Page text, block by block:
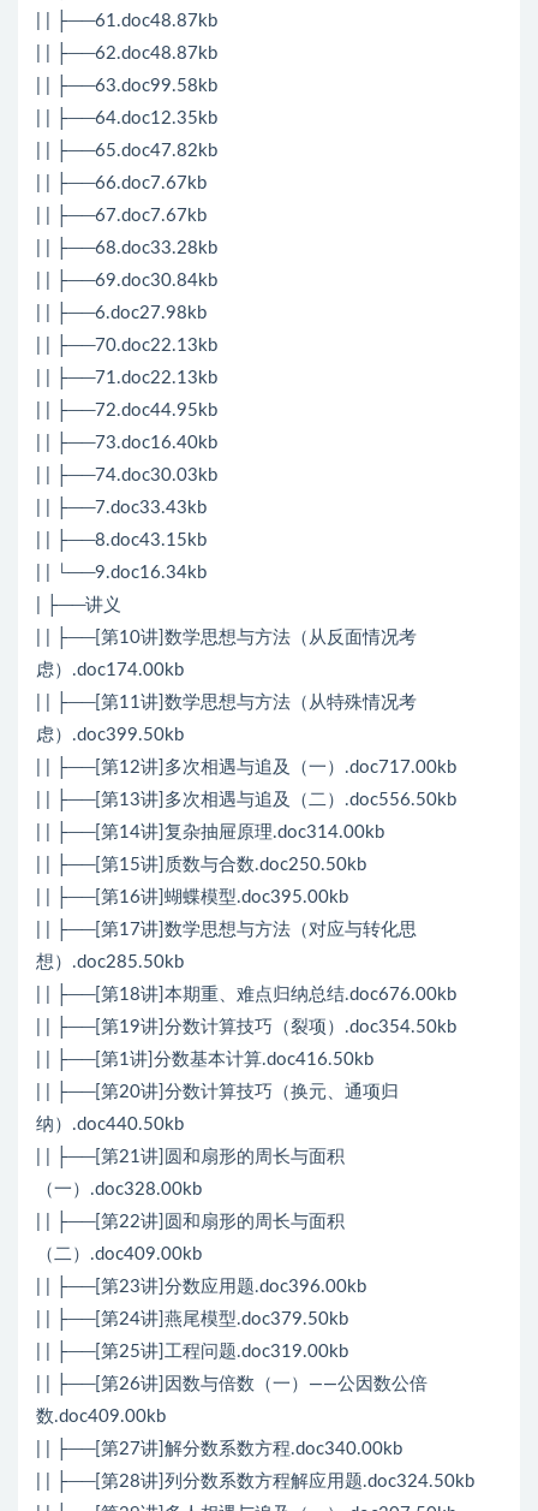
| | ├──61.doc48.87kb
| | ├──62.doc48.87kb
| | ├──63.doc99.58kb
| | ├──64.doc12.35kb
| | ├──65.doc47.82kb
| | ├──66.doc7.67kb
| | ├──67.doc7.67kb
| | ├──68.doc33.28kb
| | ├──69.doc30.84kb
| | ├──6.doc27.98kb
| | ├──70.doc22.13kb
| | ├──71.doc22.13kb
| | ├──72.doc44.95kb
| | ├──73.doc16.40kb
| | ├──74.doc30.03kb
| | ├──7.doc33.43kb
| | ├──8.doc43.15kb
| | └──9.doc16.34kb
| ├──讲义
| | ├──[第10讲]数学思想与方法（从反面情况考
虑）.doc174.00kb
| | ├──[第11讲]数学思想与方法（从特殊情况考
虑）.doc399.50kb
| | ├──[第12讲]多次相遇与追及（一）.doc717.00kb
| | ├──[第13讲]多次相遇与追及（二）.doc556.50kb
| | ├──[第14讲]复杂抽屉原理.doc314.00kb
| | ├──[第15讲]质数与合数.doc250.50kb
| | ├──[第16讲]蝴蝶模型.doc395.00kb
| | ├──[第17讲]数学思想与方法（对应与转化思
想）.doc285.50kb
| | ├──[第18讲]本期重、难点归纳总结.doc676.00kb
| | ├──[第19讲]分数计算技巧（裂项）.doc354.50kb
| | ├──[第1讲]分数基本计算.doc416.50kb
| | ├──[第20讲]分数计算技巧（换元、通项归
纳）.doc440.50kb
| | ├──[第21讲]圆和扇形的周长与面积
（一）.doc328.00kb
| | ├──[第22讲]圆和扇形的周长与面积
（二）.doc409.00kb
| | ├──[第23讲]分数应用题.doc396.00kb
| | ├──[第24讲]燕尾模型.doc379.50kb
| | ├──[第25讲]工程问题.doc319.00kb
| | ├──[第26讲]因数与倍数（一）——公因数公倍
数.doc409.00kb
| | ├──[第27讲]解分数系数方程.doc340.00kb
| | ├──[第28讲]列分数系数方程解应用题.doc324.50kb